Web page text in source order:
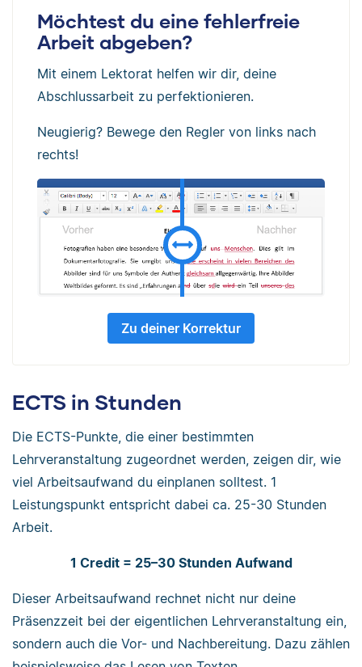
Möchtest du eine fehlerfreie
Arbeit abgeben?
Mit einem Lektorat helfen wir dir, deine
Abschlussarbeit zu perfektionieren.
Neugierig? Bewege den Regler von links nach
rechts!
Zu deiner Korrektur
ECTS in Stunden
Die ECTS-Punkte, die einer bestimmten
Lehrveranstaltung zugeordnet werden, zeigen dir, wie
viel Arbeitsaufwand du einplanen solltest. 1
Leistungspunkt entspricht dabei ca. 25-30 Stunden
Arbeit.
1 Credit = 25–30 Stunden Aufwand
Dieser Arbeitsaufwand rechnet nicht nur deine
Präsenzzeit bei der eigentlichen Lehrveranstaltung ein,
sondern auch die Vor- und Nachbereitung. Dazu zählen